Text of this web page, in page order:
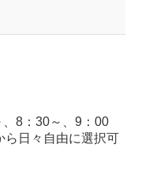
、8：30～、9：00
ら日々自由に選択可